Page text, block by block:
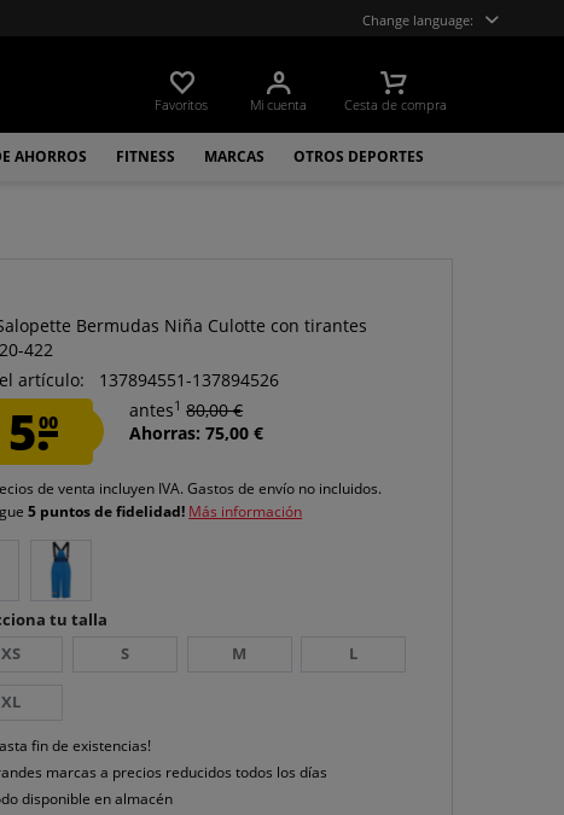
Change language:
Favoritos Mi cuenta Cesta de compra
AHORROS FITNESS MARCAS OTROS DEPORTES
Bermudas Niña Culotte con tirantes
422
artículo:
137894551-137894526
5.00
antes1 80,00 €
Ahorras: 75,00 €
de venta incluyen IVA.Gastos de envío no incluidos.
5 puntos de fidelidad! Más información
tu talla
XS
S M L
XL
fin de existencias!
marcas a precios reducidos todos los días
disponible en almacén